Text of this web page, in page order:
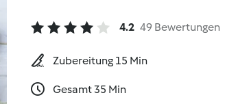
4.2 49 Bewertungen
Zubereitung 15 Min
Gesamt 35 Min